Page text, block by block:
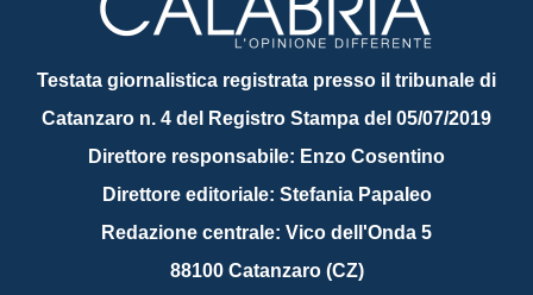
Testata giornalistica registrata presso il tribunale di
Catanzaro n. 4 del Registro Stampa del 05/07/2019
Direttore responsabile: Enzo Cosentino
Direttore editoriale: Stefania Papaleo
Redazione centrale: Vico dell'Onda 5
88100 Catanzaro (CZ)